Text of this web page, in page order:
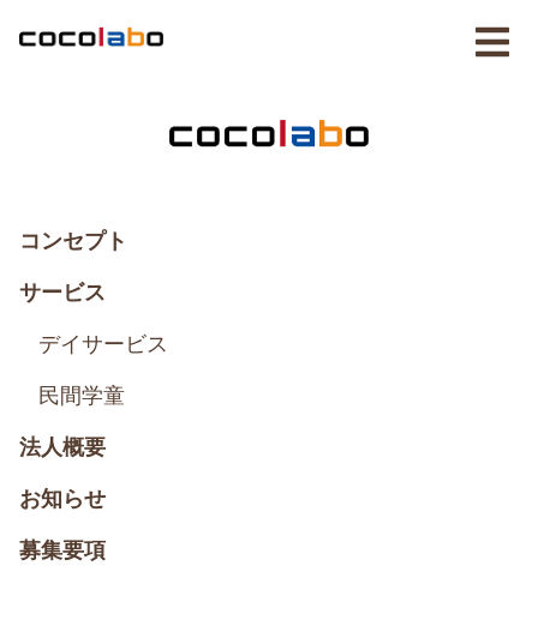
コンセプト
サービス
デイサービス
民間学童
法人概要
お知らせ
募集要項